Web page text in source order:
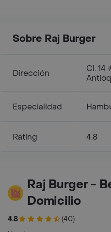
Sobre Raj Burger
Dirección
Cl.
Especialidad
Rating 4.8
Raj Burger -
Domicilio
4.8
(40)